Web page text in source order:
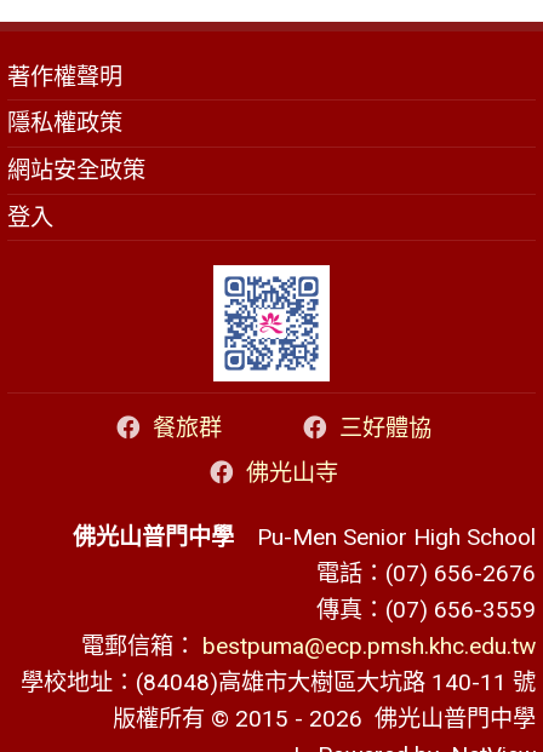
著作權聲明
隱私權政策
網站安全政策
登入
餐旅群
三好體協
佛光山寺
佛光山普門中學 Pu-Men Senior High School
電話：(07) 656-2676
傳真：(07) 656-3559
電郵信箱： bestpuma@ecp.pmsh.khc.edu.tw
學校地址：(84048)高雄市大樹區大坑路 140-11 號
版權所有 © 2015 - 2026 佛光山普門中學